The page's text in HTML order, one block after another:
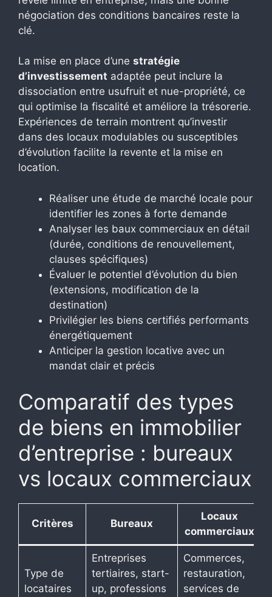
négociation des conditions bancaires reste la
clé.
La mise en place d’une stratégie
d’investissement adaptée peut inclure la
dissociation entre usufruit et nue-propriété, ce
qui optimise la fiscalité et améliore la trésorerie.
Expériences de terrain montrent qu’investir
dans des locaux modulables ou susceptibles
d’évolution facilite la revente et la mise en
location.
Réaliser une étude de marché locale pour
identifier les zones à forte demande
Analyser les baux commerciaux en détail
(durée, conditions de renouvellement,
clauses spécifiques)
Évaluer le potentiel d’évolution du bien
(extensions, modification de la
destination)
Privilégier les biens certifiés performants
énergétiquement
Anticiper la gestion locative avec un
mandat clair et précis
Comparatif des types
de biens en immobilier
d’entreprise : bureaux
vs locaux commerciaux
Critères Bureaux
Locaux
commerciaux
Type de
locataires
Entreprises
tertiaires, start-
up, professions
Commerces,
restauration,
services de